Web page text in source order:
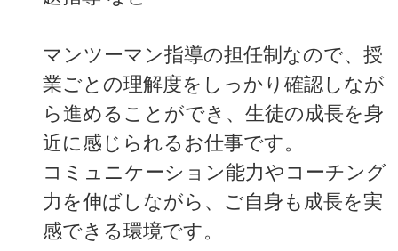
マンツーマン指導の担任制なので、授
業ごとの理解度をしっかり確認しなが
ら進めることができ、生徒の成長を身
近に感じられるお仕事です。
コミュニケーション能力やコーチング
力を伸ばしながら、ご自身も成長を実
感できる環境です。